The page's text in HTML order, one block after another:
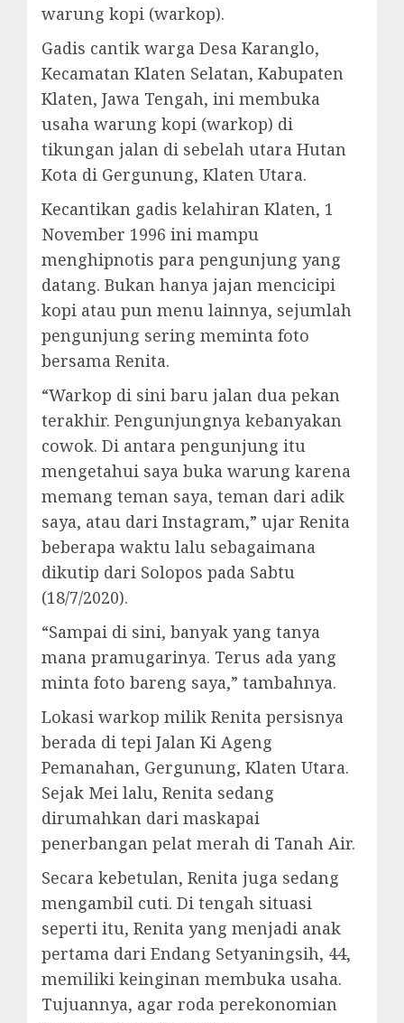
warung kopi (warkop).
Gadis cantik warga Desa Karanglo,
Kecamatan Klaten Selatan, Kabupaten
Klaten, Jawa Tengah, ini membuka
usaha warung kopi (warkop) di
tikungan jalan di sebelah utara Hutan
Kota di Gergunung, Klaten Utara.
Kecantikan gadis kelahiran Klaten, 1
November 1996 ini mampu
menghipnotis para pengunjung yang
datang. Bukan hanya jajan mencicipi
kopi atau pun menu lainnya, sejumlah
pengunjung sering meminta foto
bersama Renita.
“Warkop di sini baru jalan dua pekan
terakhir. Pengunjungnya kebanyakan
cowok. Di antara pengunjung itu
mengetahui saya buka warung karena
memang teman saya, teman dari adik
saya, atau dari Instagram,” ujar Renita
beberapa waktu lalu sebagaimana
dikutip dari Solopos pada Sabtu
(18/7/2020).
“Sampai di sini, banyak yang tanya
mana pramugarinya. Terus ada yang
minta foto bareng saya,” tambahnya.
Lokasi warkop milik Renita persisnya
berada di tepi Jalan Ki Ageng
Pemanahan, Gergunung, Klaten Utara.
Sejak Mei lalu, Renita sedang
dirumahkan dari maskapai
penerbangan pelat merah di Tanah Air.
Secara kebetulan, Renita juga sedang
mengambil cuti. Di tengah situasi
seperti itu, Renita yang menjadi anak
pertama dari Endang Setyaningsih, 44,
memiliki keinginan membuka usaha.
Tujuannya, agar roda perekonomian